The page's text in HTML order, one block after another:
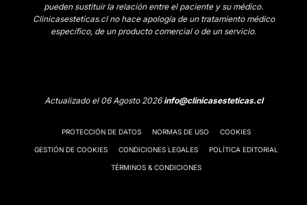
pueden sustituir la relación entre el paciente y su médico.
Clinicasesteticas.cl no hace apología de un tratamiento médico
específico, de un producto comercial o de un servicio.
Actualizado el 06 Agosto 2026info@clinicasesteticas.cl
PROTECCIÓN DE DATOS NORMAS DE USO COOKIES
GESTIÓN DE COOKIES CONDICIONES LEGALES POLÍTICA EDITORIAL
TÉRMINOS & CONDICIONES